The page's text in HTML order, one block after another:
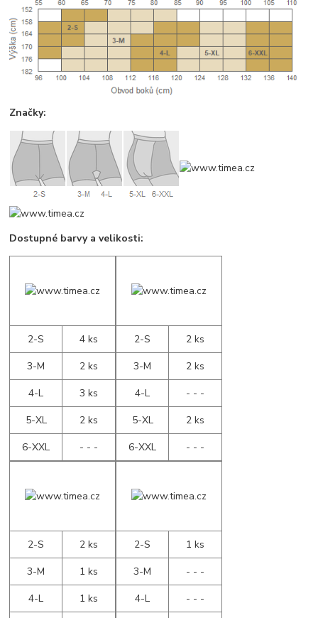
Značky:
Dostupné barvy a velikosti:
2-S
4 ks
3-M
2 ks
4-L
3 ks
5-XL
2 ks
6-XXL
- - -
2-S
2 ks
3-M
2 ks
4-L
- - -
5-XL
2 ks
6-XXL
- - -
2-S
2 ks
3-M
1 ks
4-L
1 ks
2-S
1 ks
3-M
- - -
4-L
- - -